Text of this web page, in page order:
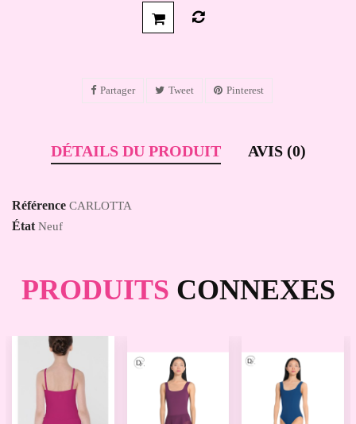
Partager Tweet Pinterest
DÉTAILS DU PRODUIT AVIS (0)
Référence CARLOTTA
État Neuf
PRODUITS CONNEXES